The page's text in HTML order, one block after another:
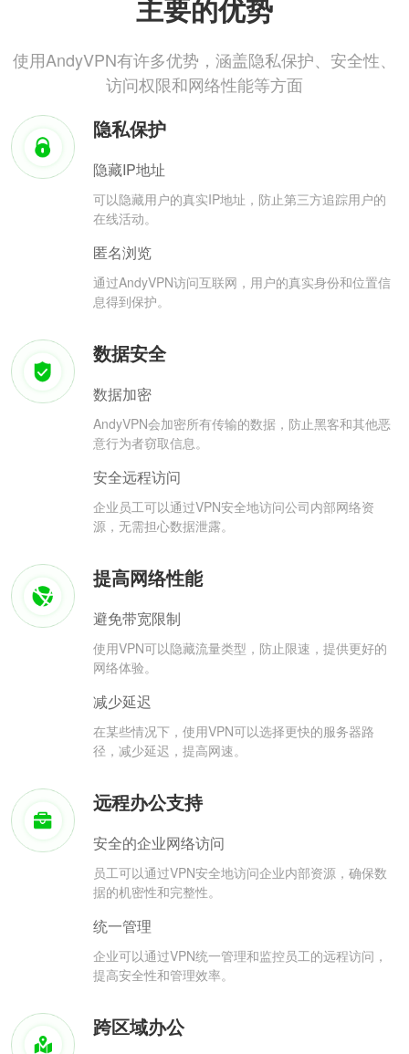
主要的优势
使用AndyVPN有许多优势，涵盖隐私保护、安全性、
访问权限和网络性能等方面
隐私保护
隐藏IP地址
可以隐藏用户的真实IP地址，防止第三方追踪用户的
在线活动。
匿名浏览
通过AndyVPN访问互联网，用户的真实身份和位置信
息得到保护。
数据安全
数据加密
AndyVPN会加密所有传输的数据，防止黑客和其他恶
意行为者窃取信息。
安全远程访问
企业员工可以通过VPN安全地访问公司内部网络资
源，无需担心数据泄露。
提高网络性能
避免带宽限制
使用VPN可以隐藏流量类型，防止限速，提供更好的
网络体验。
减少延迟
在某些情况下，使用VPN可以选择更快的服务器路
径，减少延迟，提高网速。
远程办公支持
安全的企业网络访问
员工可以通过VPN安全地访问企业内部资源，确保数
据的机密性和完整性。
统一管理
企业可以通过VPN统一管理和监控员工的远程访问，
提高安全性和管理效率。
跨区域办公